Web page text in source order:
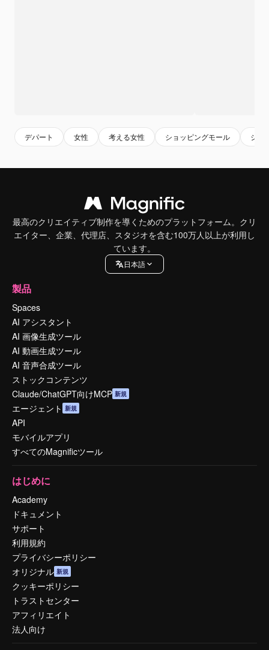
デパート 女性 考える女性 ショッピングモール ショ
最高のクリエイティブ制作を導くためのプラットフォーム。クリ
エイター、企業、代理店、スタジオを含む100万人以上が利用し
ています。
日本語
製品
Spaces
AI アシスタント
AI 画像生成ツール
AI 動画生成ツール
AI 音声合成ツール
ストックコンテンツ
Claude/ChatGPT向けMCP 新規
エージェント 新規
API
モバイルアプリ
すべてのMagnificツール
はじめに
Academy
ドキュメント
サポート
利用規約
プライバシーポリシー
オリジナル 新規
クッキーポリシー
トラストセンター
アフィリエイト
法人向け